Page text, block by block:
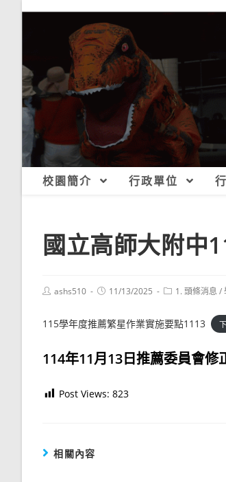
校園簡介 行政單位
國立高師大附中
Postashs510
Post11/13/2025
Post1. 頭條消息 /
115學年度推薦繁星作業實施要點1113
114年11月13日推薦委員會修
Post Views: 823
相關內容